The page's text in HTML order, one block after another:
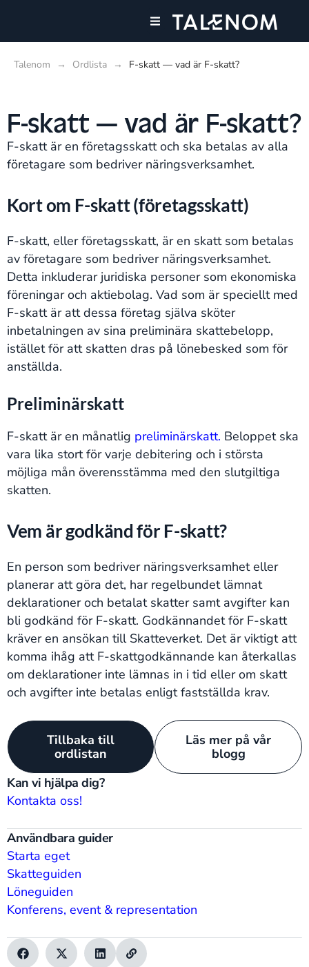
Talenom → Ordlista → F-skatt — vad är F-skatt?
Kan vi hjälpa dig?
Kontakta oss!
Användbara guider
Starta eget
Skatteguiden
Löneguiden
Konferens, event & representation
F-skatt — vad är F-skatt?
F-skatt är en företagsskatt och ska betalas av alla
företagare som bedriver näringsverksamhet.
Kort om F-skatt (företagsskatt)
F-skatt, eller företagsskatt, är en skatt som betalas
av företagare som bedriver näringsverksamhet.
Detta inkluderar juridiska personer som ekonomiska
föreningar och aktiebolag. Vad som är speciellt med
F-skatt är att dessa företag själva sköter
inbetalningen av sina preliminära skattebelopp,
istället för att skatten dras på lönebesked som för
anställda.
Preliminärskatt
F-skatt är en månatlig preliminärskatt. Beloppet ska
vara lika stort för varje debitering och i största
möjliga mån överensstämma med den slutgiltiga
skatten.
Vem är godkänd för F-skatt?
En person som bedriver näringsverksamhet eller
planerar att göra det, har regelbundet lämnat
deklarationer och betalat skatter samt avgifter kan
bli godkänd för F-skatt. Godkännandet för F-skatt
kräver en ansökan till Skatteverket. Det är viktigt att
komma ihåg att F-skattgodkännande kan återkallas
om deklarationer inte lämnas in i tid eller om skatt
och avgifter inte betalas enligt fastställda krav.
Tillbaka till
ordlistan
Läs mer på vår
blogg